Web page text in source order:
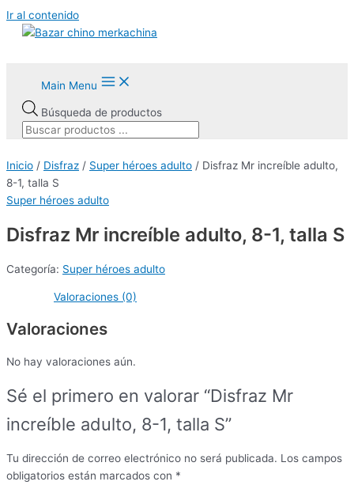
Ir al contenido
Main Menu
Búsqueda de productos
AGOTADO
Inicio / Disfraz / Super héroes adulto / Disfraz Mr increíble adulto,
8-1, talla S
Super héroes adulto
Disfraz Mr increíble adulto, 8-1, talla S
Categoría: Super héroes adulto
Valoraciones (0)
Valoraciones
No hay valoraciones aún.
Sé el primero en valorar “Disfraz Mr
increíble adulto, 8-1, talla S”
Tu dirección de correo electrónico no será publicada. Los campos
obligatorios están marcados con *